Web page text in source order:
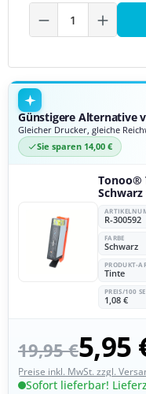
Produkt
Günstigere Alternative
Gleicher Drucker, gleiche
Sie sparen 14,00 €
Tonoo®
Schwarz
R-300592
FARBE
Schwarz
PRODUKT-
Tinte
PREIS/100
1,08 €
19,95 €5,95
Preise inkl. MwSt. zzgl.
Sofort lieferbar!